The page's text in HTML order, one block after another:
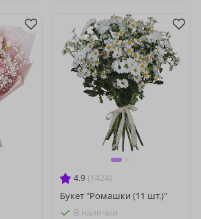
4.9 (1424)
Букет "Ромашки (11 шт.)"
В наличии